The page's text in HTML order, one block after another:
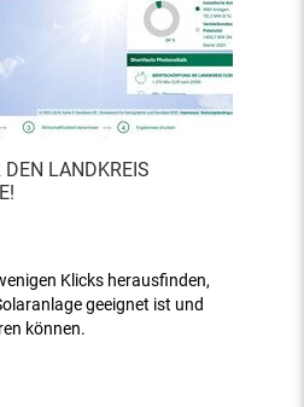
LANDKREIS
Klicks herausfinden,
geeignet ist und
können.